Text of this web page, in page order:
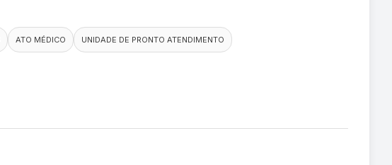
ATO MÉDICO UNIDADE DE PRONTO ATENDIMENTO